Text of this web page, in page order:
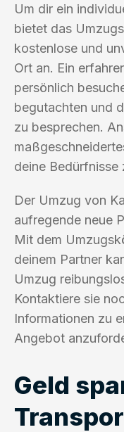
Um dir ein
bietet das
kostenlose und
Ort an. Ein
persönlich
begutachten und
zu besprechen.
deine Bedürfnisse
Der Umzug von
aufregende neue
Mit dem
deinem Partner
Umzug
Kontaktiere sie
Informationen zu
Angebot
Geld